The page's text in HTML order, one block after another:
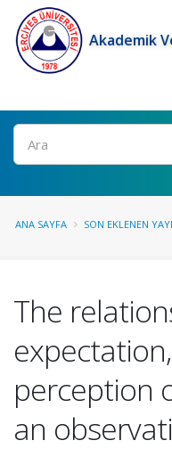
Akademik
Ara
ANA SAYFA SON EKLENEN
The
perception
an